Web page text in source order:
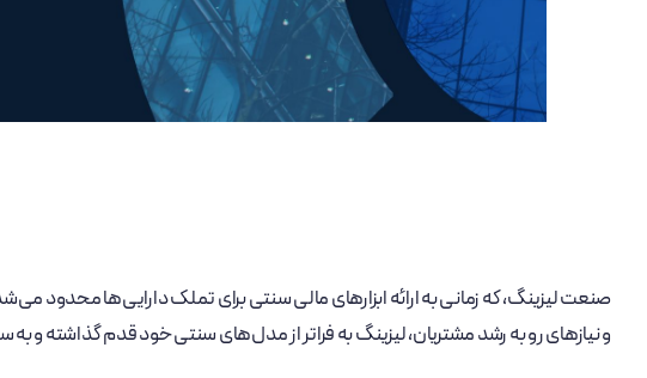
صنعت لیزینگ، که زمانی به ارائه ابزارهای مالی سنتی برای تملک دارایی‌ها
و نیازهای رو به ‌رشد مشتریان، لیزینگ به فراتر از مدل‌های سنتی خود قدم گذاشته و